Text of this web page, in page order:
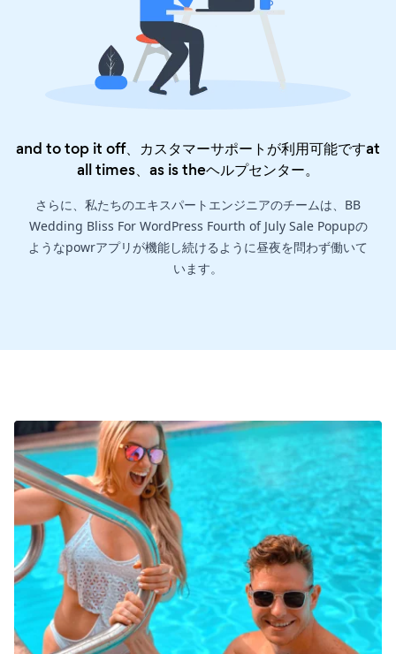
and to top it off、カスタマーサポートが利用可能ですat
all times、as is theヘルプセンター。
さらに、私たちのエキスパートエンジニアのチームは、BB
Wedding Bliss For WordPress Fourth of July Sale Popupの
ようなpowrアプリが機能し続けるように昼夜を問わず働いて
います。